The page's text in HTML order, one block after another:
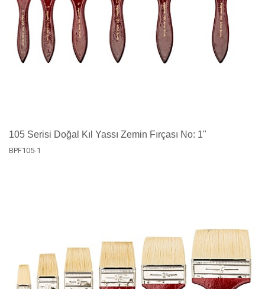
105 Serisi Doğal Kıl Yassı Zemin Fırçası No: 1"
BPF105-1